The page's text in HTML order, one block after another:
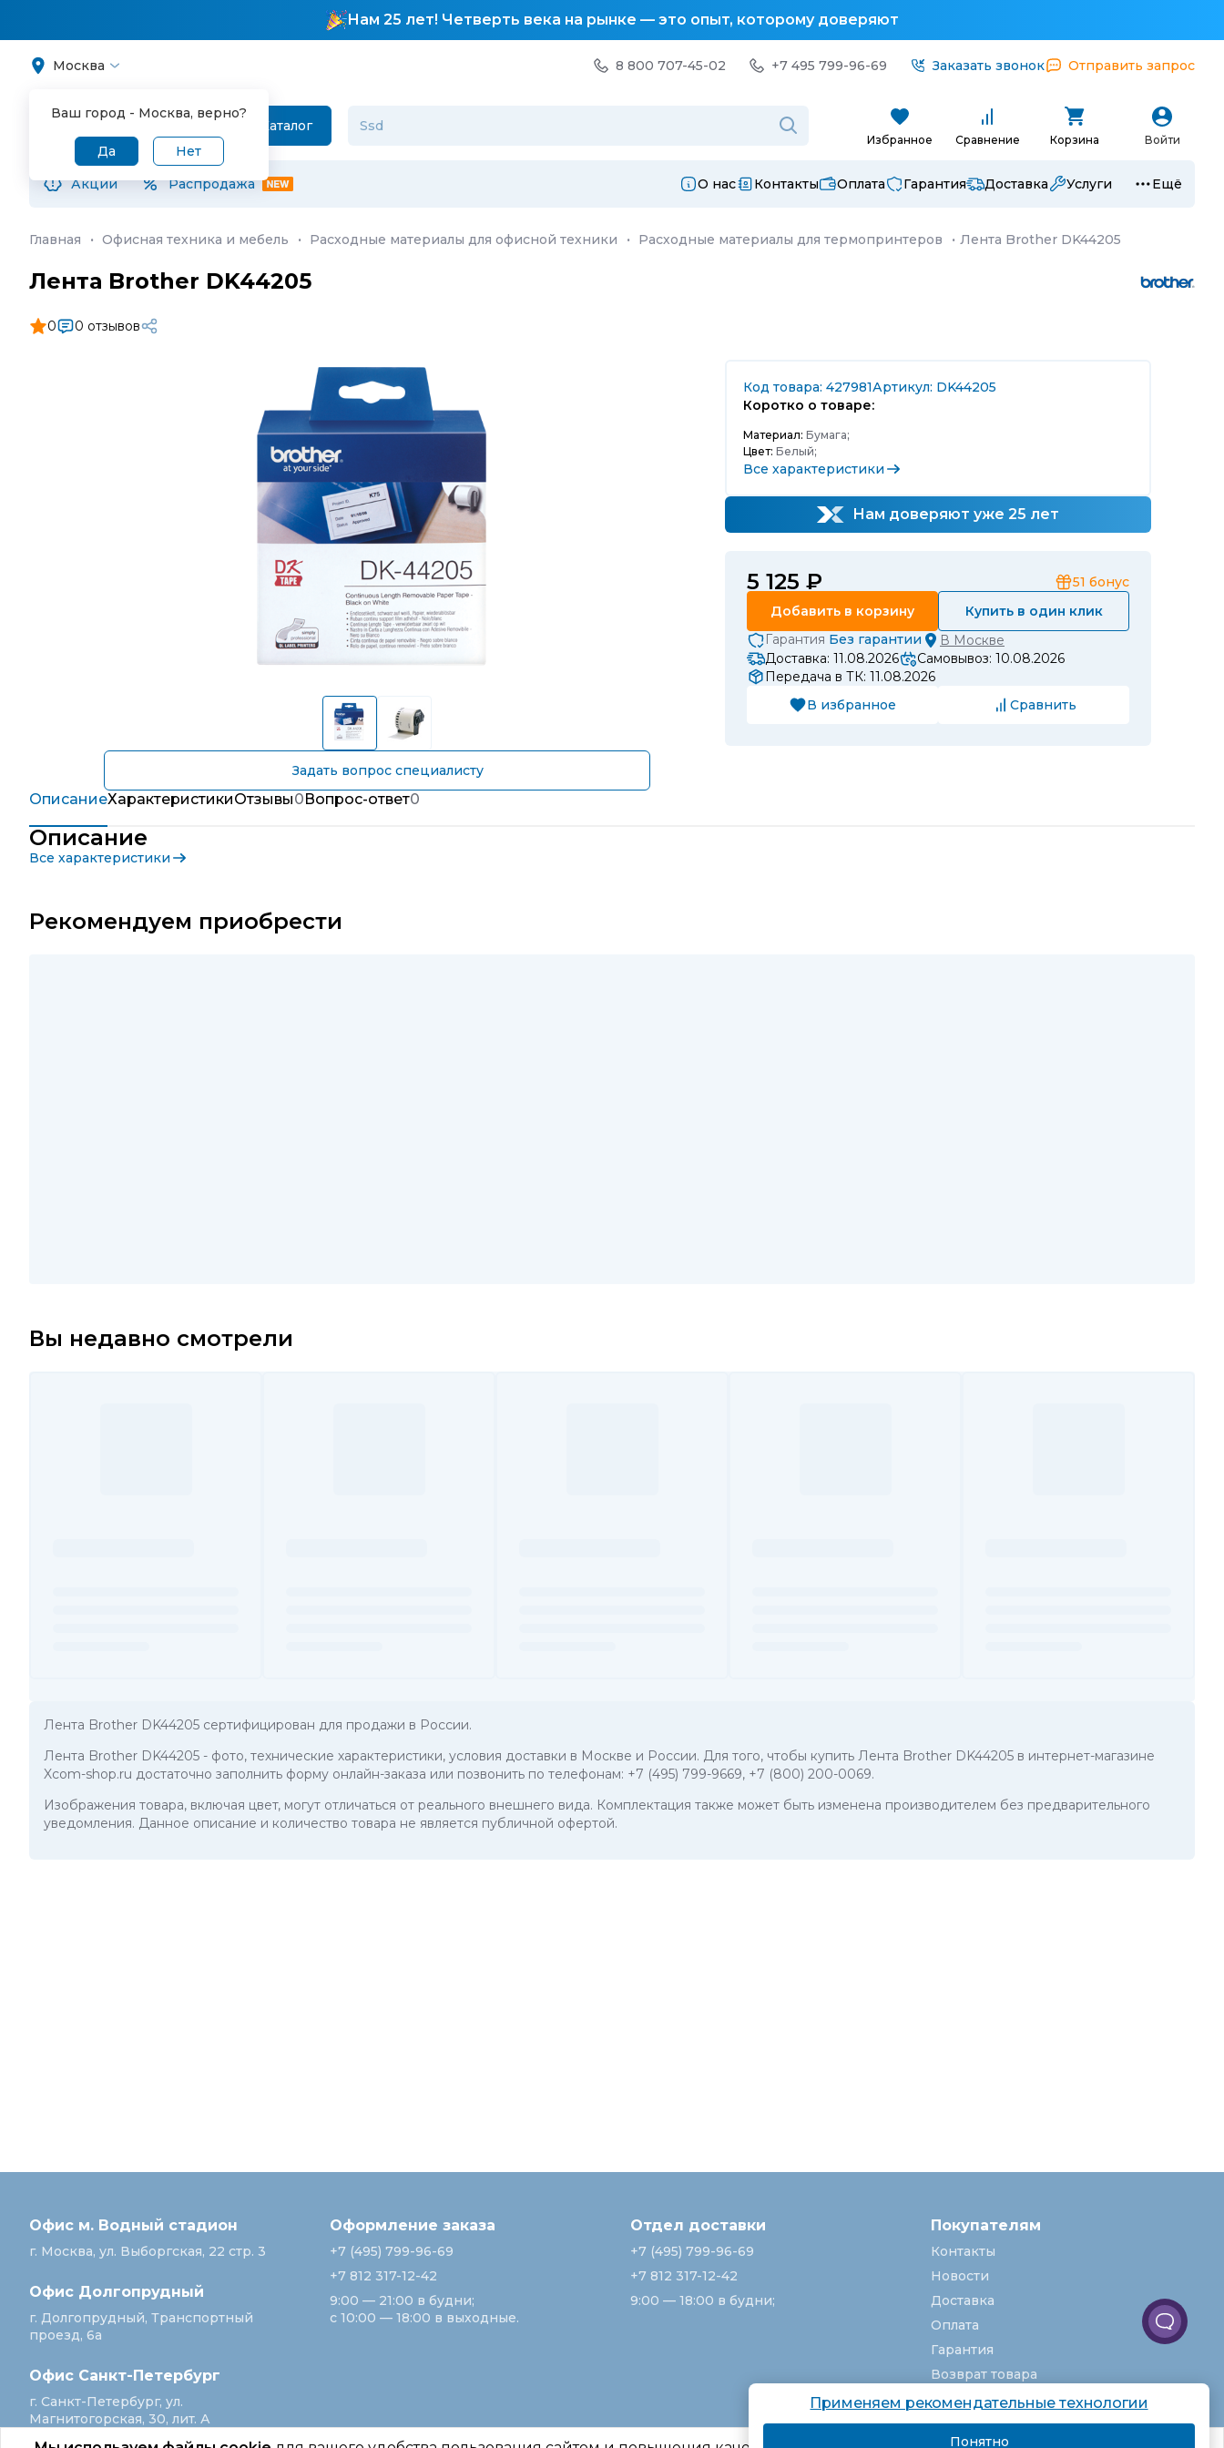
Нам 25 лет! Четверть века на рынке — это опыт, которому доверяют
Москва
Ваш город - Москва, верно?
Да Нет
8 800 707-45-02 +7 495 799-96-69 Заказать звонок Отправить запрос
Каталог
Избранное Сравнение Корзина Войти
Акции Распродажа О нас Контакты Оплата Гарантия Доставка Услуги Ещё
Главная · Офисная техника и мебель · Расходные материалы для офисной техники · Расходные материалы для термопринтеров · Лента Brother DK44205
Лента Brother DK44205
0 0 отзывов
Задать вопрос специалисту
Код товара: 427981Артикул: DK44205
Коротко о товаре:
Материал: Бумага;
Цвет: Белый;
Все характеристики
Нам доверяют уже 25 лет
5 125 ₽ 51 бонус
Добавить в корзину
Купить в один клик
Гарантия Без гарантии В Москве
Доставка: 11.08.2026
Самовывоз: 10.08.2026
Передача в ТК: 11.08.2026
В избранное
Сравнить
ОписаниеХарактеристикиОтзывы0Вопрос-ответ0
Описание
Все характеристики
Рекомендуем приобрести
Вы недавно смотрели
Лента Brother DK44205 сертифицирован для продажи в России.
Лента Brother DK44205 - фото, технические характеристики, условия доставки в Москве и России. Для того, чтобы купить Лента Brother DK44205 в интернет-магазине
Xcom-shop.ru достаточно заполнить форму онлайн-заказа или позвонить по телефонам: +7 (495) 799-9669, +7 (800) 200-0069.
Изображения товара, включая цвет, могут отличаться от реального внешнего вида. Комплектация также может быть изменена производителем без предварительного
уведомления. Данное описание и количество товара не является публичной офертой.
Офис м. Водный стадион
г. Москва, ул. Выборгская, 22 стр. 3
Офис Долгопрудный
г. Долгопрудный, Транспортный
проезд, 6а
Офис Санкт‑Петербург
г. Санкт‑Петербург, ул.
Магнитогорская, 30, лит. А
Оформление заказа
+7 (495) 799-96-69
+7 812 317-12-42
9:00 — 21:00 в будни;
с 10:00 — 18:00 в выходные.
Отдел доставки
+7 (495) 799-96-69
+7 812 317-12-42
9:00 — 18:00 в будни;
Покупателям
Контакты
Новости
Доставка
Оплата
Гарантия
Возврат товара
Услуги
О компании
Применяем рекомендательные технологии
Понятно